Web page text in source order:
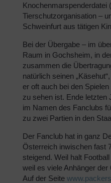
Knochenmarspenderdatei
Tierschutzorganisation –
Schweinfurt aus tätigen
Bei der Übergabe – im
Raum in Gochsheim, in
zusammen die
natürlich seinen
er oft auch bei den
zu sehen ist. Ende letzten
im Namen des Fanclubs
zu zwei Partien in den
Der Fanclub hat in ganz
Österreich inwischen fast
steigend. Weil halt
weil es viele Anhänger
Auf der Seite